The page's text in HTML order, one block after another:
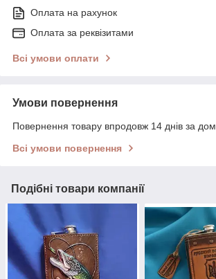
Оплата на рахунок
Оплата за реквізитами
Всі умови оплати
Умови повернення
Повернення товару впродовж 14 днів за
Всі умови повернення
Подібні товари компанії